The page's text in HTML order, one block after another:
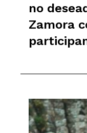
no
Zamora